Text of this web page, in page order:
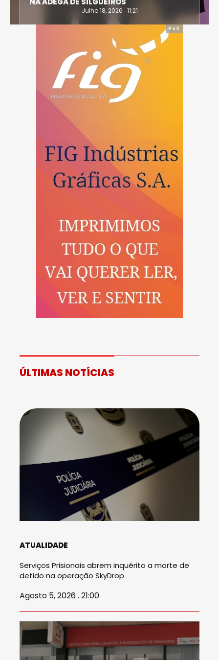
Julho 14, 2026 . 15:30
Pub
ÚLTIMAS NOTÍCIAS
ATUALIDADE
Serviços Prisionais abrem inquérito a morte de
detido na operação SkyDrop
Agosto 5, 2026 . 21:00